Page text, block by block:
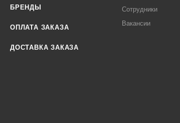
БРЕНДЫ
ОПЛАТА ЗАКАЗА
ДОСТАВКА ЗАКАЗА
Сотрудники
Вакансии